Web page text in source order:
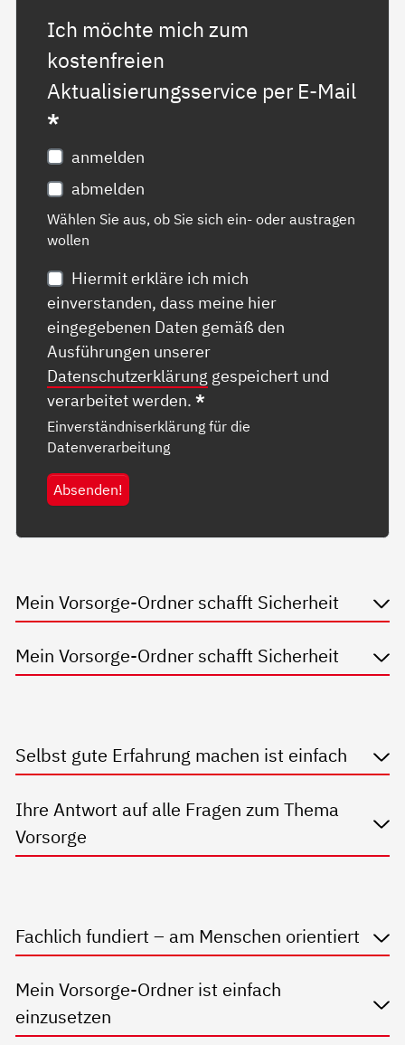
Ich möchte mich zum
kostenfreien
Aktualisierungsservice per E-Mail
*
anmelden
abmelden
Wählen Sie aus, ob Sie sich ein- oder austragen
wollen
Hiermit erkläre ich mich
einverstanden, dass meine hier
eingegebenen Daten gemäß den
Ausführungen unserer
Datenschutzerklärung gespeichert und
verarbeitet werden.*
Einverständniserklärung für die
Datenverarbeitung
Absenden!
Mein Vorsorge-Ordner schafft Sicherheit
Mein Vorsorge-Ordner schafft Sicherheit
Selbst gute Erfahrung machen ist einfach
Ihre Antwort auf alle Fragen zum Thema
Vorsorge
Fachlich fundiert – am Menschen orientiert
Mein Vorsorge-Ordner ist einfach
einzusetzen